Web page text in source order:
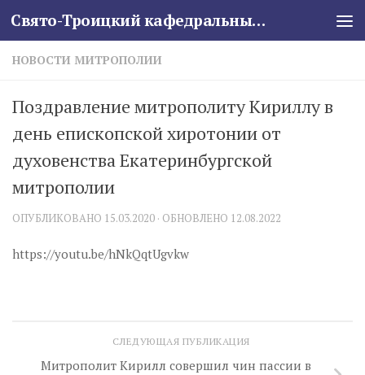
Skip to content Свято-Троицкий кафедральный собор
НОВОСТИ МИТРОПОЛИИ
Поздравление митрополиту Кириллу в
день епископской хиротонии от
духовенства Екатеринбургской
митрополии
ОПУБЛИКОВАНО 15.03.2020 · ОБНОВЛЕНО 12.08.2022
https://youtu.be/hNkQqtUgvkw
СЛЕДУЮЩАЯ ПУБЛИКАЦИЯ
Митрополит Кирилл совершил чин пассии в